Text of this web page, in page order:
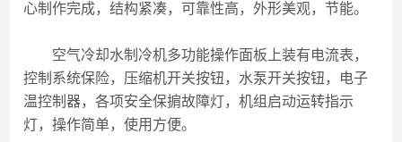
心制作完成，结构紧凑，可靠性高，外形美观，节能。
空气冷却水制冷机多功能操作面板上装有电流表，
控制系统保险，压缩机开关按钮，水泵开关按钮，电子
温控制器，各项安全保掮故障灯，机组启动运转指示
灯，操作简单，使用方便。